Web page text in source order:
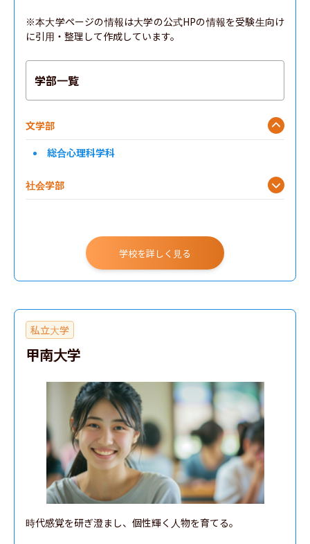
※本大学ページの情報は大学の公式HPの情報を受験生向け
に引用・整理して作成しています。
学部一覧
文学部
総合心理科学科
社会学部
学校を詳しく見る
私立大学
甲南大学
時代感覚を研ぎ澄まし、個性輝く人物を育てる。